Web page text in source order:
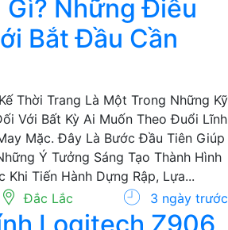
Thiết Kế Thời
Những Điều
Bắt Đầu Cần
Thời Trang Là Một Trong Những Kỹ
Với Bất Kỳ Ai Muốn Theo Đuổi Lĩnh
Mặc. Đây Là Bước Đầu Tiên Giúp
Ý Tưởng Sáng Tạo Thành Hình
Khi Tiến Hành Dựng Rập, Lựa...